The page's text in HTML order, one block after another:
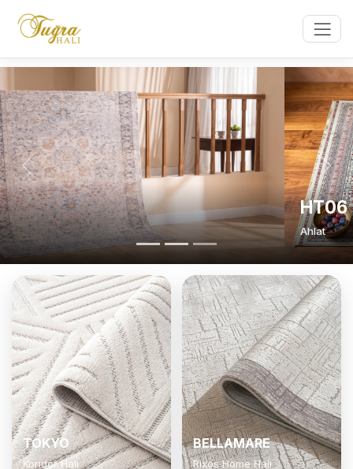
HT06
Ahlat
Previous Next
TOKYO
Koridor Halı
BELLAMARE
Rixos Home Halı